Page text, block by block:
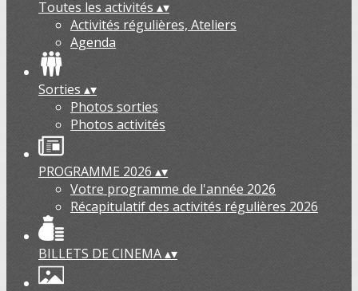
Toutes les activités ▴▾
Activités régulières, Ateliers
Agenda
Sorties ▴▾
Photos sorties
Photos activités
PROGRAMME 2026 ▴▾
Votre programme de l'année 2026
Récapitulatif des activités régulières 2026
BILLETS DE CINEMA▴▾